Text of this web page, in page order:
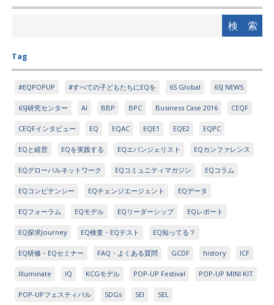
Tag
#EQPOPUP #すべての子どもたちにEQを 6S Global 6SJ NEWS
6SJ研究センター AI BBP BPC Business Case 2016 CEQF
CEQFインタビュー EQ EQAC EQE1 EQE2 EQPC
EQと経営 EQを実践する EQエバンジェリスト EQカンファレンス
EQグローバルネットワーク EQコミュニティマガジン EQコラム
EQコンピテンシー EQチェンジエージェント EQデータ
EQフォーラム EQモデル EQリーダーシップ EQレポート
EQ探求Journey EQ検査・EQテスト EQ知ってる？
EQ研修・EQセミナー FAQ・よくある質問 GCDF history ICF
Illuminate IQ KCGモデル POP-UP Festival POP-UP MINI KIT
POP-UPフェスティバル SDGs SEI SEL